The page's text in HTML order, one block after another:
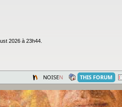
2026 à 23h44.
NOISEN THIS FORUM